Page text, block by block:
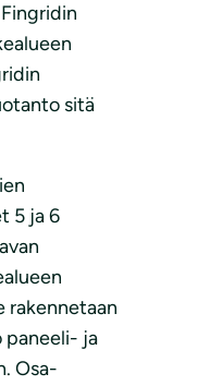
sitä
5 ja 6
rakennetaan
paneeli- ja
Osa-